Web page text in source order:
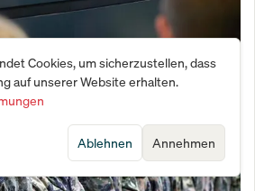
jetzt Aktien-ETFs – Warum
sein sollten
Cookies, um sicherzustellen, dass
auf unserer Website erhalten.
Annehmen
Ablehnen